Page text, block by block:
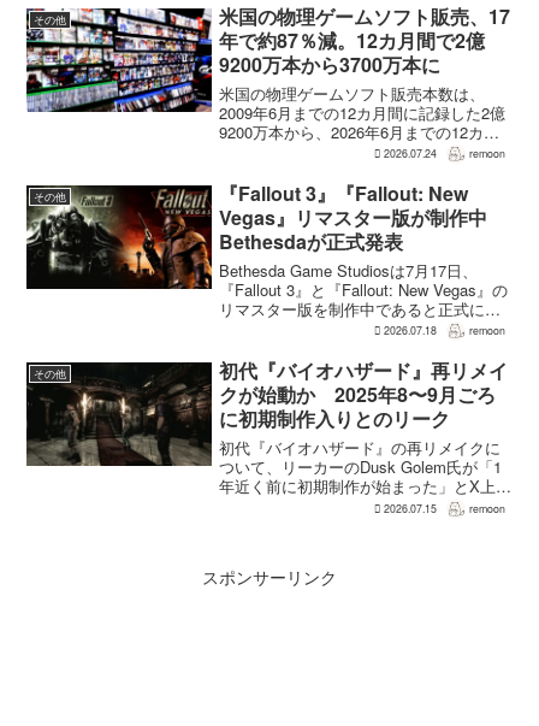
その他
米国の物理ゲームソフト販売、17
年で約87％減。12カ月間で2億
9200万本から3700万本に
米国の物理ゲームソフト販売本数は、
2009年6月までの12カ月間に記録した2億
9200万本から、2026年6月までの12カ月
間には3700万本まで減少した。市場調査
2億5500万本、約87％の減...
2026.07.24 remoon
その他
『Fallout 3』『Fallout: New
Vegas』リマスター版が制作中
Bethesdaが正式発表
Bethesda Game Studiosは7月17日、
『Fallout 3』と『Fallout: New Vegas』の
リマスター版を制作中であると正式に発
表した。同社は今後のプロジェクトを紹
が過去の『...
2026.07.18 remoon
その他
初代『バイオハザード』再リメイ
クが始動か 2025年8〜9月ごろ
に初期制作入りとのリーク
初代『バイオハザード』の再リメイクに
ついて、リーカーのDusk Golem氏が「1
年近く前に初期制作が始まった」とX上で
述べた。同氏によれば、プリプロダクシ
2026.07.15 remoon
スポンサーリンク